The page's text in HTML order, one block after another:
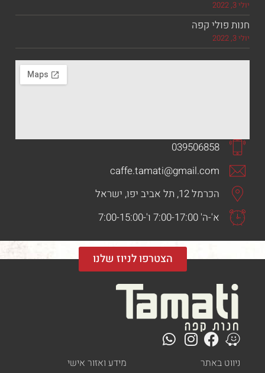
קפה
039506858
caffe.tamati@gmail.com
הכרמל 12, תל אביב יפו, ישראל
א'-ה' 7:00-17:00 ו'-7:00-15:00
הצטרפו לניוז שלנו
באתר מידע ואזור אישי